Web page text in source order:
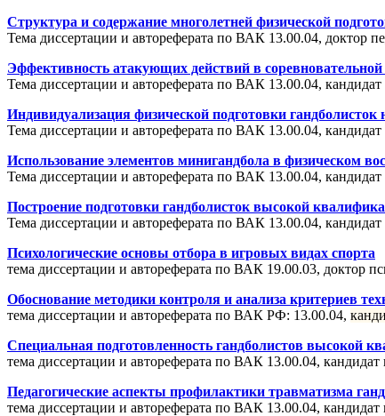
Структура и содержание многолетней физической
Тема диссертации и автореферата по ВАК 13.00.04, доктор
Эффективность атакующих действий в соревновательной
Тема диссертации и автореферата по ВАК 13.00.04,
Индивидуализация физической подготовки
Тема диссертации и автореферата по ВАК 13.00.04,
Использование элементов минигандбола в физическом
Тема диссертации и автореферата по ВАК 13.00.04,
Построение подготовки гандболисток высокой
Тема диссертации и автореферата по ВАК 13.00.04,
Психологические основы отбора в игровых видах спорта
тема диссертации и автореферата по ВАК 19.00.03, доктор
Обоснование методики контроля и анализа критериев
тема диссертации и автореферата по ВАК РФ: 13.00.04,
Специальная подготовленность гандболистов высокой
тема диссертации и автореферата по ВАК 13.00.04,
Педагогические аспекты профилактики травматизма
тема диссертации и автореферата по ВАК 13.00.04,